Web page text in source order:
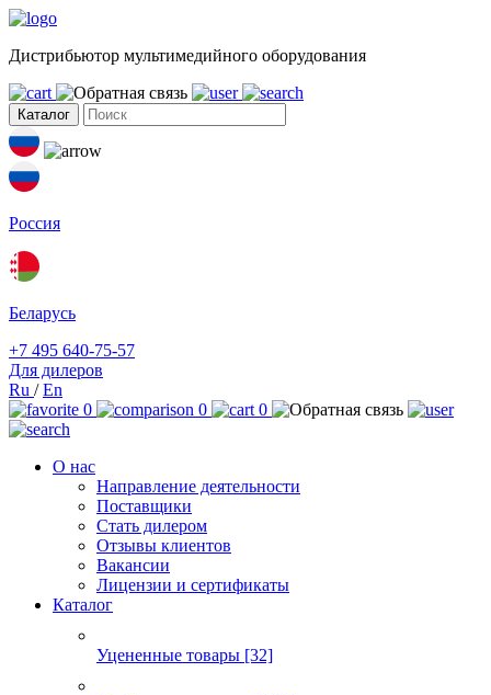
Дистрибьютор мультимедийного оборудования
Каталог
Россия
Беларусь
+7 495 640-75-57
Для дилеров
Ru /En
0
0 0
О нас
Направление деятельности
Поставщики
Стать дилером
Отзывы клиентов
Вакансии
Лицензии и сертификаты
Каталог
Уцененные товары [32]